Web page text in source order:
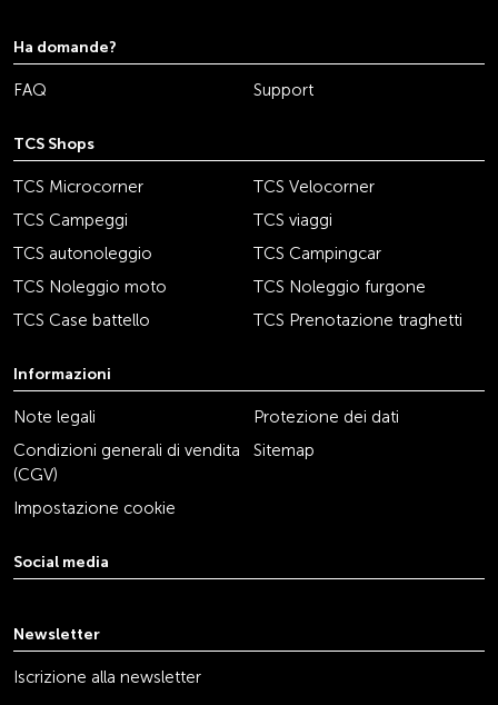
Ha domande?
FAQ Support
TCS Shops
TCS Microcorner
TCS Velocorner
TCS Campeggi
TCS viaggi
TCS autonoleggio
TCS Campingcar
TCS Noleggio moto
TCS Noleggio furgone
TCS Case battello
TCS Prenotazione traghetti
Informazioni
Note legali
Protezione dei dati
Condizioni generali di vendita
(CGV)
Sitemap
Impostazione cookie
Social media
Newsletter
Iscrizione alla newsletter